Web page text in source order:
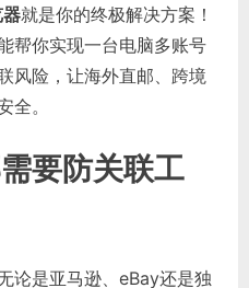
就是你的终极解决方案！
帮你实现一台电脑多账号
风险，让海外直邮、跨境
全。
要防关联工
论是亚马逊、eBay还是独